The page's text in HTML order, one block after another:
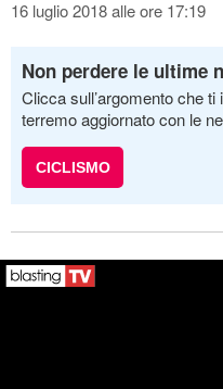
16 luglio 2018 alle ore 17:19
Non perdere le ultime
Clicca sull’argomento che
terremo aggiornato con le
CICLISMO